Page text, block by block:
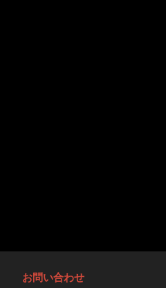
お問い合わせ